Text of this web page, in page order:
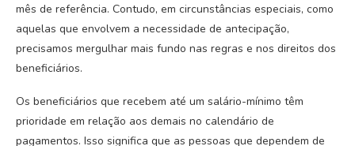
mês de referência. Contudo, em circunstâncias especiais, como
aquelas que envolvem a necessidade de antecipação,
precisamos mergulhar mais fundo nas regras e nos direitos dos
beneficiários.
Os beneficiários que recebem até um salário-mínimo têm
prioridade em relação aos demais no calendário de
pagamentos. Isso significa que as pessoas que dependem de